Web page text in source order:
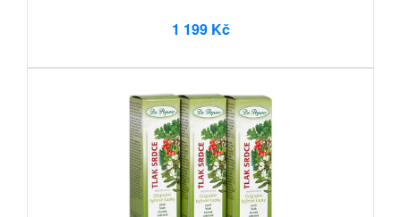
1 199 Kč